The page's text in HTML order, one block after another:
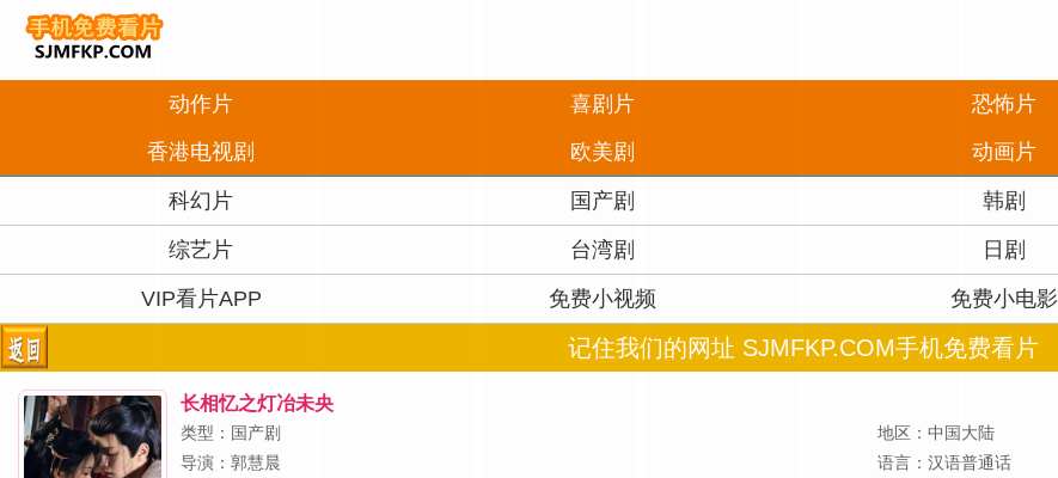
动作片 喜剧片 恐怖片
香港电视剧
欧美剧 动画片
科幻片 国产剧 韩剧
综艺片 台湾剧 日剧
VIP看片APP 免费小视频 免费小电影
记住我们的网址 SJMFKP.COM手机免费看片
长相忆之灯冶未央
类型：国产剧
地区：中国大陆
导演： 郭慧晨
语言：汉语普通话